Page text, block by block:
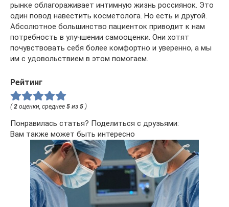
рынке облагораживает интимную жизнь россиянок. Это
один повод навестить косметолога. Но есть и другой.
Абсолютное большинство пациенток приводит к нам
потребность в улучшении самооценки. Они хотят
почувствовать себя более комфортно и уверенно, а мы
им с удовольствием в этом помогаем.
Рейтинг
(2 оценки, среднее 5 из 5 )
Понравилась статья? Поделиться с друзьями:
Вам также может быть интересно